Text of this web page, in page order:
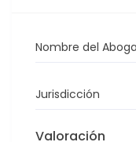
Nombre del
Jurisdicción
Valoración